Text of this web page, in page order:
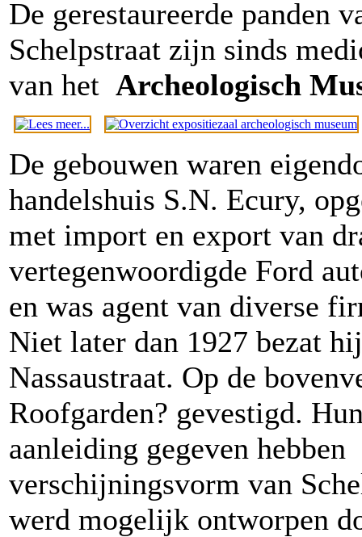
De gerestaureerde panden
Schelpstraat zijn sinds
van het Archeologisch
De gebouwen waren
handelshuis S.N. Ecury,
met import en export van
vertegenwoordigde Ford
en was agent van diverse
Niet later dan 1927 bezat
Nassaustraat. Op de
Roofgarden? gevestigd.
aanleiding gegeven
verschijningsvorm van
werd mogelijk ontworpen